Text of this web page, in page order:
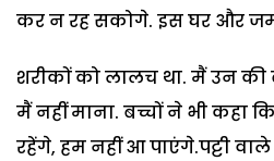
कर न रह सकोगे. इस घर और
शरीकों को लालच था. मैं उन की
मैं नहीं माना. बच्चों ने भी कहा
रहेंगे, हम नहीं आ पाएंगे.पट्टी